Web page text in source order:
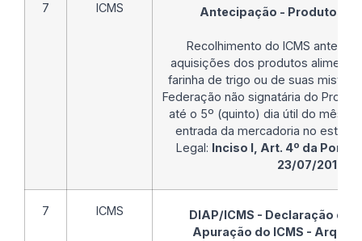
7 ICMS Antecipação - Produtos
Recolhimento do ICMS
aquisições dos produtos
farinha de trigo ou de suas
Federação não signatária do
até o 5º (quinto) dia útil do mês
entrada da mercadoria no
Legal: Inciso I, Art. 4º da
23/07/2012
7 ICMS
DIAP/ICMS - Declaração de
Apuração do ICMS -